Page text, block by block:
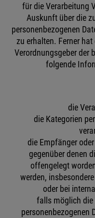
für die Verarbeitung
Auskunft über die
personenbezogenen
zu erhalten. Ferner
Verordnungsgeber der
folgende
die
die Kategorien
die Empfänger
gegenüber denen
offengelegt
werden,
oder bei
falls möglich die
personenbezogenen